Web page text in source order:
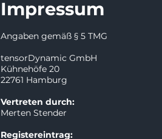
Impressum
Angaben gemäß § 5 TMG
tensorDynamic GmbH
Kühnehöfe 20
22761 Hamburg
Vertreten durch:
Merten Stender
Registereintrag: